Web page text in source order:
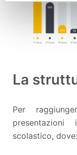
La
Per
scolastico, dove: